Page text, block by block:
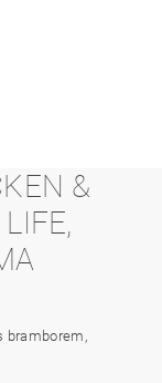
&
bramborem,